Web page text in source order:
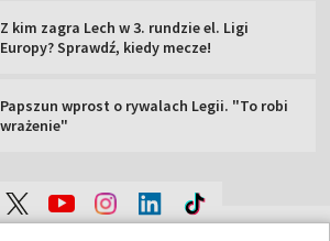
Z kim zagra Lech w 3. rundzie el. Ligi
Europy? Sprawdź, kiedy mecze!
Papszun wprost o rywalach Legii. "To robi
wrażenie"